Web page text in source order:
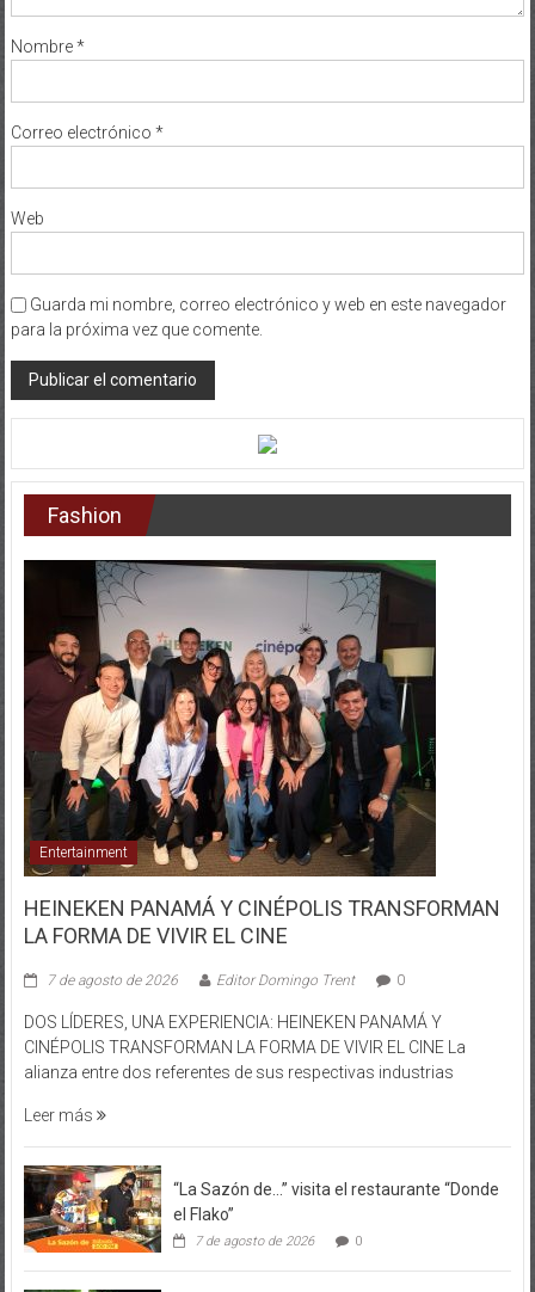
Nombre*
Correo electrónico *
Web
Guarda mi nombre, correo electrónico y web en este navegador
para la próxima vez que comente.
Fashion
Entertainment
HEINEKEN PANAMÁ Y CINÉPOLIS TRANSFORMAN
LA FORMA DE VIVIR EL CINE
7 de agosto de 2026 Editor Domingo Trent 0
DOS LÍDERES, UNA EXPERIENCIA: HEINEKEN PANAMÁ Y
CINÉPOLIS TRANSFORMAN LA FORMA DE VIVIR EL CINE La
alianza entre dos referentes de sus respectivas industrias
Leer más
“La Sazón de…” visita el restaurante “Donde
el Flako”
7 de agosto de 2026 0